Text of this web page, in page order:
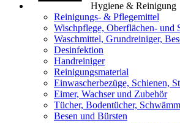
Hygiene & Reinigung
Reinigungs- & Pflegemittel
Wischpflege, Oberflächen- und
Waschmittel, Grundreiniger,
Desinfektion
Handreiniger
Reinigungsmaterial
Einwascherbezüge, Schienen,
Eimer, Wachser und Zubehör
Tücher, Bodentücher,
Besen und Bürsten